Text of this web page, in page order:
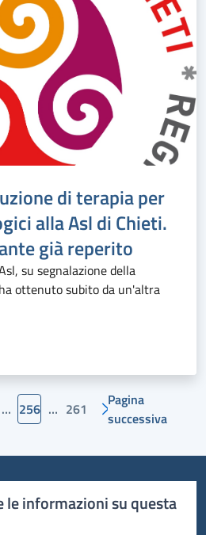
di terapia per
alla Asl di Chieti.
già reperito
su segnalazione della
ottenuto subito da un'altra
… 256 … 261
Pagina
successiva
le informazioni su questa